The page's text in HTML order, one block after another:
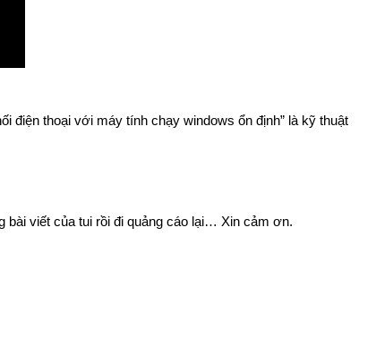
điện thoại với máy tính chạy windows ổn định” là kỹ thuật
bài viết của tui rồi đi quảng cáo lại… Xin cảm ơn.